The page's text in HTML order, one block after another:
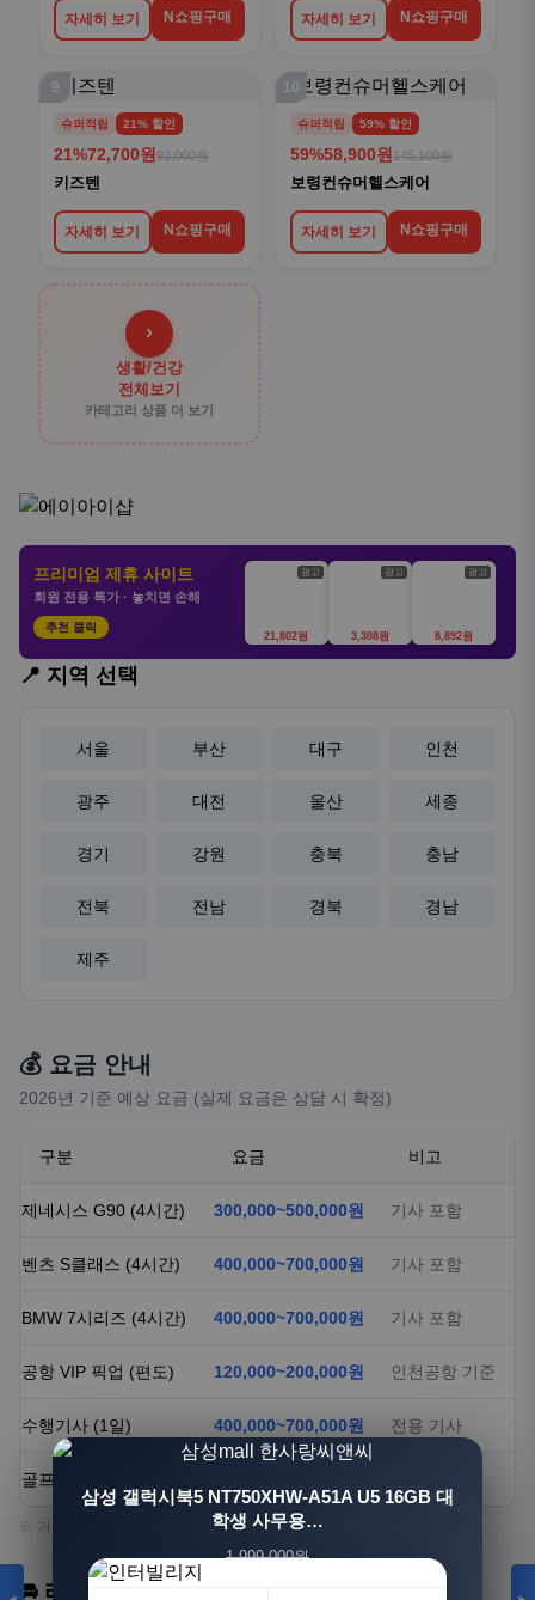
자세히 보기 N쇼핑구매 자세히 보기 N쇼핑구매
9
슈퍼적립 21% 할인
21%72,700원 92,000원
키즈텐
자세히 보기 N쇼핑구매
10
슈퍼적립 59% 할인
59%58,900원 145,100원
보령컨슈머헬스케어
자세히 보기 N쇼핑구매
›
생활/건강
전체보기
카테고리 상품 더 보기
프리미엄 제휴 사이트
회원 전용 특가 · 놓치면 손해
추천 클릭
광고
21,802원
광고
3,308원
광고
8,892원
📍 지역 선택
서울 부산 대구 인천
광주 대전 울산 세종
경기 강원 충북 충남
전북 전남 경북 경남
제주
💰 요금 안내
2026년 기준 예상 요금 (실제 요금은 상담 시 확정)
구분 요금 비고
제네시스 G90 (4시간) 300,000~500,000원 기사 포함
벤츠 S클래스 (4시간) 400,000~700,000원 기사 포함
BMW 7시리즈 (4시간) 400,000~700,000원 기사 포함
공항 VIP 픽업 (편도) 120,000~200,000원 인천공항 기준
수행기사 (1일) 400,000~700,000원 전용 기사
골프 리무진 (1일)
※ 거리, 시간, 물량에 따라 요금이 달라질 수 있습니다.
🚘 리무진 서비스 소개
[3+1] 동국제약 마이핏 V 활성엽산 임신준비 임산
부영양 30정, 4개
100,000원
삼성 갤럭시북5 NT750XHW-A51A U5 16GB 대
학생 사무용…
1,999,000원